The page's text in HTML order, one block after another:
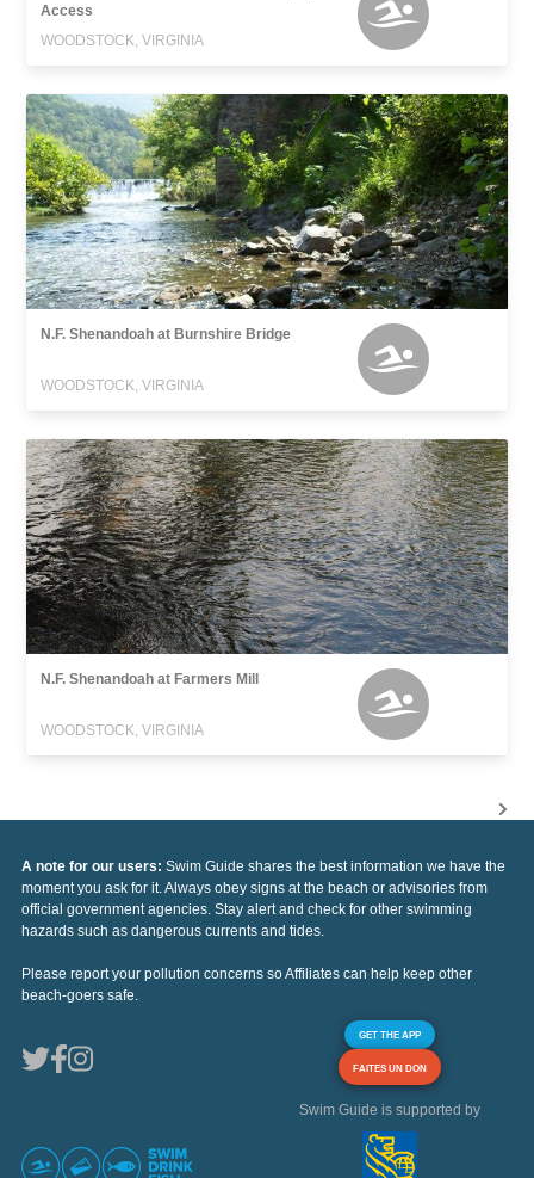
Access
WOODSTOCK, VIRGINIA
N.F. Shenandoah at Burnshire Bridge
WOODSTOCK, VIRGINIA
N.F. Shenandoah at Farmers Mill
WOODSTOCK, VIRGINIA
A note for our users: Swim Guide shares the best information we have the
moment you ask for it. Always obey signs at the beach or advisories from
official government agencies. Stay alert and check for other swimming
hazards such as dangerous currents and tides.
Please report your pollution concerns so Affiliates can help keep other
beach-goers safe.
GET THE APP
FAITES UN DON
Swim Guide is supported by